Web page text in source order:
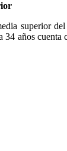
superior
años